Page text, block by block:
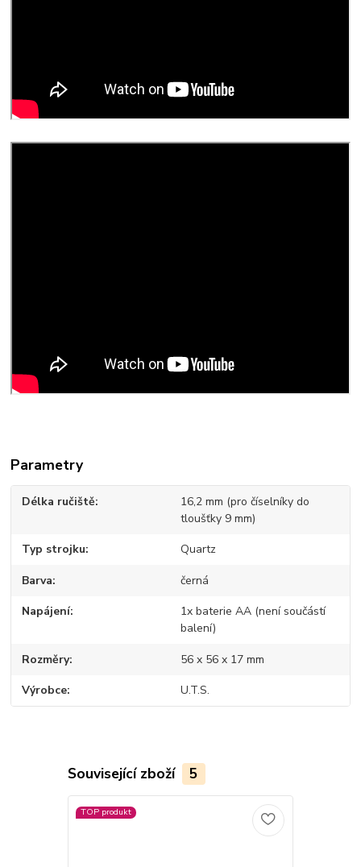
Parametry
Délka ručiště
16,2 mm (pro číselníky do
tloušťky 9 mm)
Typ strojku Quartz
Barva černá
Napájení
1x baterie AA (není součástí
balení)
Rozměry 56 x 56 x 17 mm
Výrobce U.T.S.
Související zboží 5
TOP produkt